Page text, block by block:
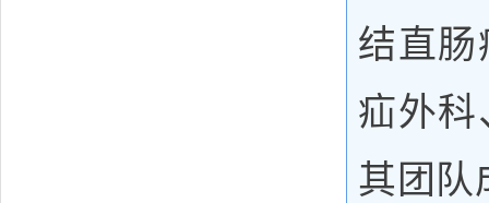
结直肠
疝外科
其团队